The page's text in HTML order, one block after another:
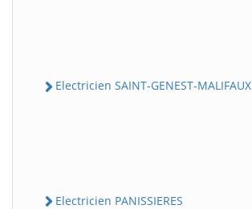
Electricien SAINT-GENEST-MALIFAUX
Electricien PANISSIERES